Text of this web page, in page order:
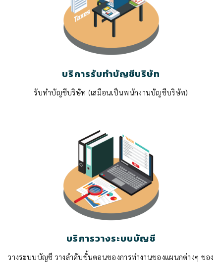
บริการรับทำบัญชีบริษัท
รับทำบัญชีบริษัท (เสมือนเป็นพนักงานบัญชีบริษัท)
บริการวางระบบบัญชี
วางระบบบัญชี วางลำดับขั้นตอนของการทำงานของแผนกต่างๆ ของ